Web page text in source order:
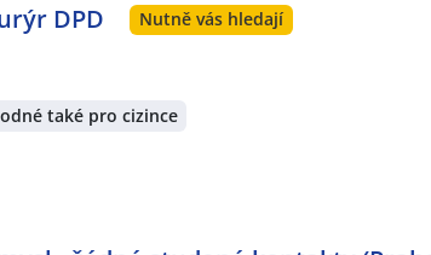
DPD Nutně vás hledají
také pro cizince